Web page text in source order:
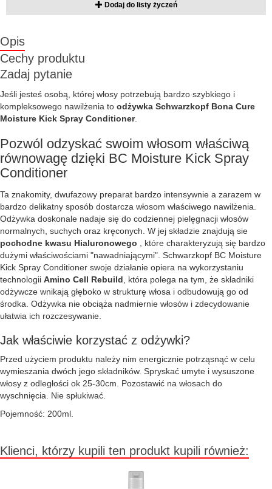
Dodaj do listy życzeń
Opis
Cechy produktu
Zadaj pytanie
Jeśli jesteś osobą, której włosy potrzebują bardzo szybkiego i
kompleksowego nawilżenia to odżywka Schwarzkopf Bona Cure
Moisture Kick Spray Conditioner.
Pozwól odzyskać swoim włosom właściwą
równowagę dzięki BC Moisture Kick Spray
Conditioner
Ta znakomity, dwufazowy preparat bardzo intensywnie a zarazem w
bardzo delikatny sposób dostarcza włosom właściwego nawilżenia.
Odżywka doskonale nadaje się do codziennej pielęgnacji włosów
normalnych, suchych oraz kręconych. W jej składzie znajdują sie
pochodne kwasu Hialuronowego , które charakteryzują się bardzo
dużymi właściwościami "nawadniającymi". Schwarzkopf BC Moisture
Kick Spray Conditioner swoje działanie opiera na wykorzystaniu
technologii Amino Cell Rebuild , która polega na tym, że składniki
odżywcze wnikają głęboko w strukturę włosa i odbudowują go od
środka. Odżywka nie obciąża nadmiernie włosów i zdecydowanie
ułatwia ich rozczesywanie.
Jak właściwie korzystać z odżywki?
Przed użyciem produktu należy nim energicznie potrząsnąć w celu
wymieszania dwóch jego składników. Spryskać umyte i wysuszone
włosy z odległości ok 25-30cm. Pozostawić na włosach do
wyschnięcia. Nie spłukiwać.
Pojemność: 200ml.
Klienci, którzy kupili ten produkt kupili również: